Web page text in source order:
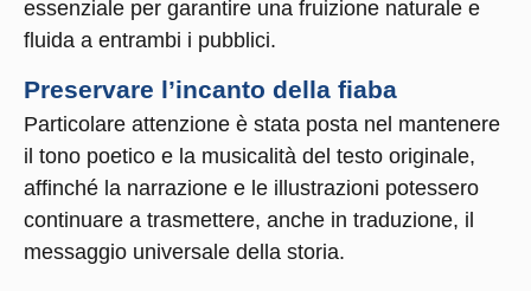
essenziale per garantire una fruizione naturale e
fluida a entrambi i pubblici.
Preservare l’incanto della fiaba
Particolare attenzione è stata posta nel mantenere
il tono poetico e la musicalità del testo originale,
affinché la narrazione e le illustrazioni potessero
continuare a trasmettere, anche in traduzione, il
messaggio universale della storia.